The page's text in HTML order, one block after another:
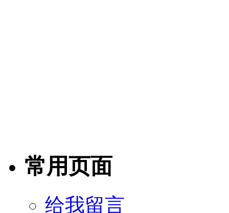
常用页面
给我留言